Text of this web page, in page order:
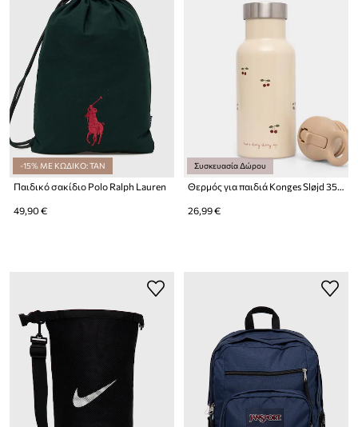
-15% ΜΕ ΚΩΔΙΚΟ: TAN
Παιδικό σακίδιο Polo Ralph Lauren
49,90 €
Συσκευασία Δώρου
Θερμός για παιδιά Konges Sløjd 350 ml
26,99 €